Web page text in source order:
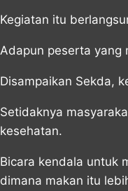
Kegiatan itu
Adapun peserta yang
Disampaikan Sekda,
Setidaknya
kesehatan.
Bicara kendala untuk
dimana makan itu